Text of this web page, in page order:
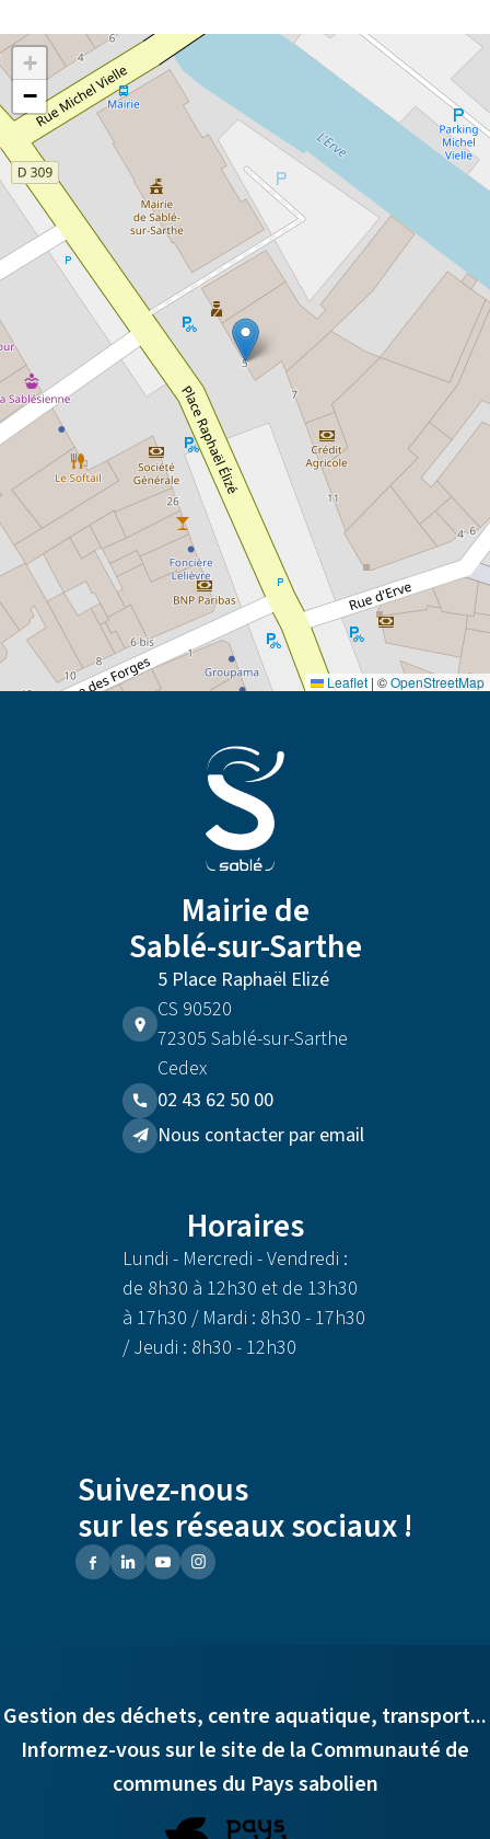
+
−
Leaflet | ©OpenStreetMap
Mairie de
Sablé-sur-Sarthe
5 Place Raphaël Elizé
CS 90520
72305 Sablé-sur-Sarthe
Cedex
02 43 62 50 00
Nous contacter par email
Horaires
Lundi - Mercredi - Vendredi :
de 8h30 à 12h30 et de 13h30
à 17h30 / Mardi : 8h30 - 17h30
/ Jeudi : 8h30 - 12h30
Suivez-nous
sur les réseaux sociaux !
Gestion des déchets, centre aquatique, transport...
Informez-vous sur le site de la Communauté de
communes du Pays sabolien